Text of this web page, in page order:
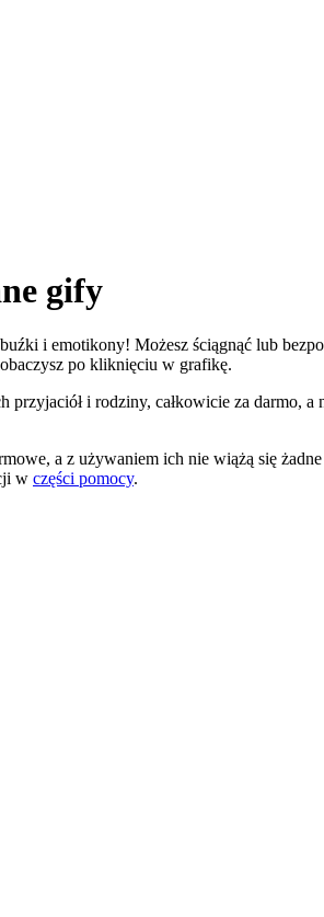
gify
i emotikony! Możesz ściągnąć lub
po kliknięciu w grafikę.
i rodziny, całkowicie za darmo, a
a z używaniem ich nie wiążą się
w części pomocy.